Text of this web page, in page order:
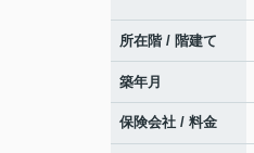
所在階 / 階建て
築年月
保険会社 / 料金